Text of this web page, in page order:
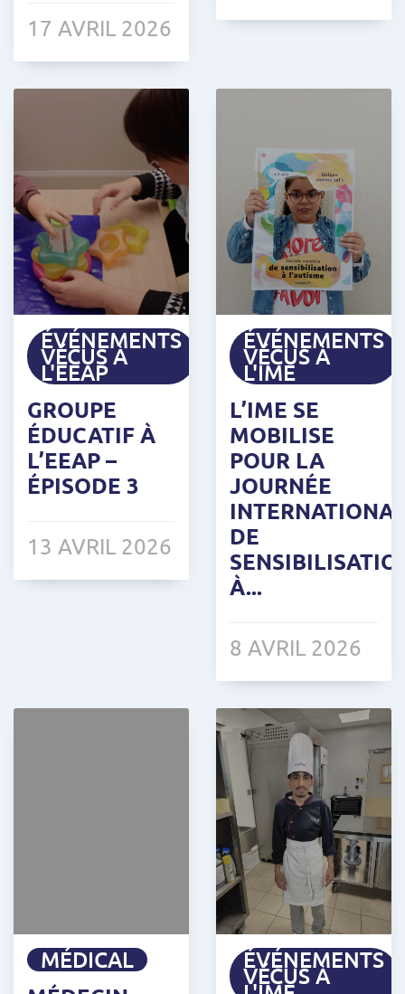
17 AVRIL 2026
ÉVÉNEMENTS
VÉCUS À
L'EEAP
GROUPE
ÉDUCATIF À
L’EEAP –
ÉPISODE 3
13 AVRIL 2026
ÉVÉNEMENTS
VÉCUS À
L'IME
L’IME SE
MOBILISE
POUR LA
JOURNÉE
DE
À...
8 AVRIL 2026
MÉDICAL
ÉVÉNEMENTS
VÉCUS À